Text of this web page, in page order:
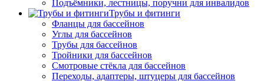
Подъёмники, лестницы, поручни для инвалидов
Трубы и фитинги
Фланцы для бассейнов
Углы для бассейнов
Трубы для бассейнов
Тройники для бассейнов
Смотровые стёкла для бассейнов
Переходы, адаптеры, штуцеры для бассейнов